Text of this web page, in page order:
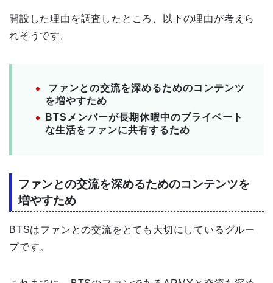
開設した理由を調査したところ、以下の理由が考えら
れそうです。
ファンとの交流を深めるためのコンテンツ
を増やすため
BTSメンバーが長期休暇中のプライベート
な生活をファンに共有するため
ファンとの交流を深めるためのコンテンツを
増やすため
BTSはファンとの交流をとても大切にしているグルー
プです。